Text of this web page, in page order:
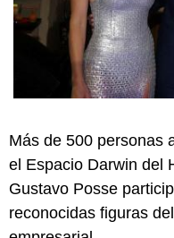
Más de 500 personas
el Espacio Darwin del
Gustavo Posse
reconocidas figuras